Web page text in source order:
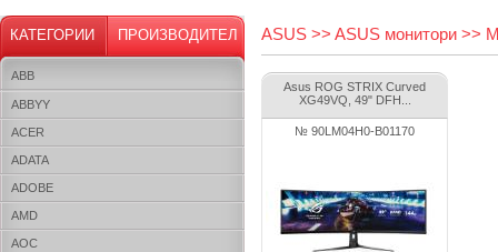
КАТЕГОРИИ ПРОИЗВОДИТЕЛ
ABB
ABBYY
ACER
ADATA
ADOBE
AMD
AOC
ASUS >> ASUS монитори >>
Asus ROG STRIX Curved
XG49VQ, 49" DFH...
№ 90LM04H0-B01170